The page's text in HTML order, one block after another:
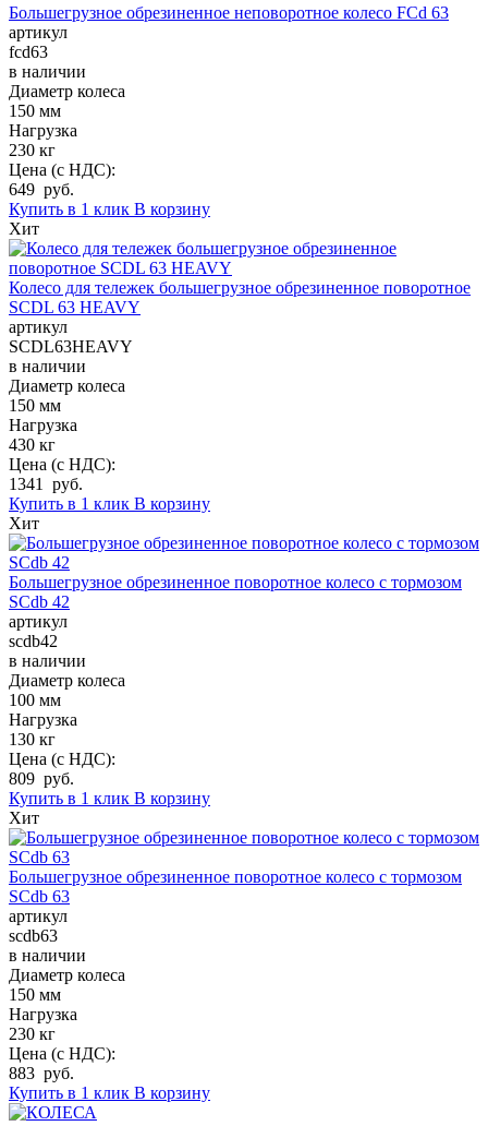
Большегрузное обрезиненное неповоротное колесо FCd 63
артикул
fcd63
в наличии
Диаметр колеса
150 мм
Нагрузка
230 кг
Цена (с НДС):
649 руб.
Купить в 1 клик В корзину
Хит
Колесо для тележек большегрузное обрезиненное поворотное
SCDL 63 HEAVY
артикул
SCDL63HEAVY
в наличии
Диаметр колеса
150 мм
Нагрузка
430 кг
Цена (с НДС):
1341 руб.
Купить в 1 клик В корзину
Хит
Большегрузное обрезиненное поворотное колесо с тормозом
SCdb 42
артикул
scdb42
в наличии
Диаметр колеса
100 мм
Нагрузка
130 кг
Цена (с НДС):
809 руб.
Купить в 1 клик В корзину
Хит
Большегрузное обрезиненное поворотное колесо с тормозом
SCdb 63
артикул
scdb63
в наличии
Диаметр колеса
150 мм
Нагрузка
230 кг
Цена (с НДС):
883 руб.
Купить в 1 клик В корзину